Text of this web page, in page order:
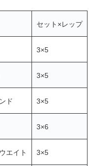
セット×レップ
3×5
3×5
ド 3×5
3×6
エイト 3×5